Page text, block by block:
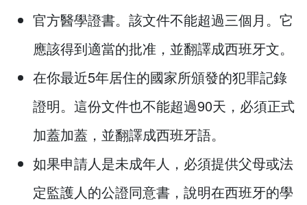
官方醫學證書。該文件不能超過三個月。它
應該得到適當的批准，並翻譯成西班牙文。
在你最近5年居住的國家所頒發的犯罪記錄
證明。這份文件也不能超過90天，必須正式
加蓋加蓋，並翻譯成西班牙語。
如果申請人是未成年人，必須提供父母或法
定監護人的公證同意書，說明在西班牙的學